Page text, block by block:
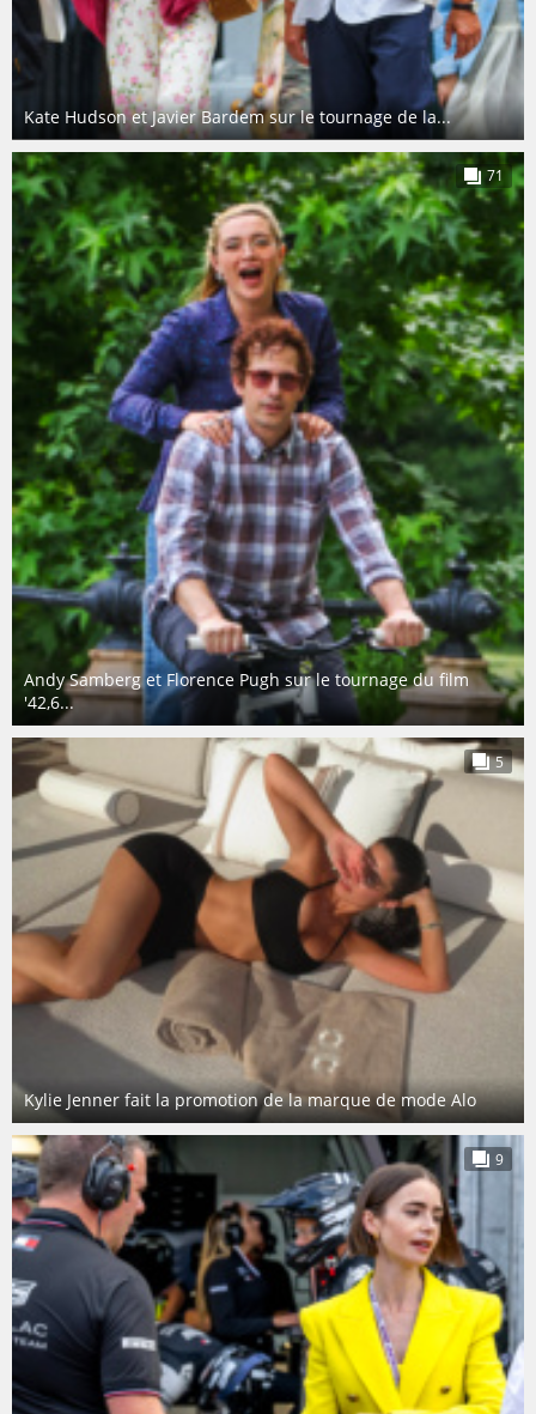
Kate Hudson et Javier Bardem sur le tournage de la...
Andy Samberg et Florence Pugh sur le tournage du film
'42,6...
71
Kylie Jenner fait la promotion de la marque de mode Alo
5
9